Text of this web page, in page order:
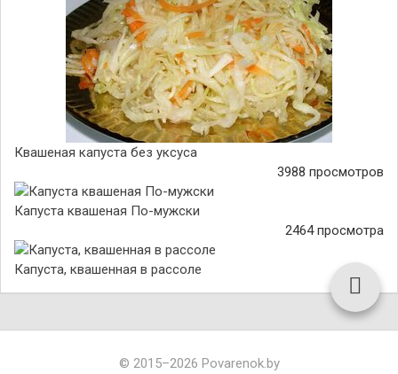
Квашеная капуста без уксуса
3988 просмотров
Капуста квашеная По-мужски
2464 просмотра
Капуста, квашенная в рассоле
© 2015–2026 Povarenok.by